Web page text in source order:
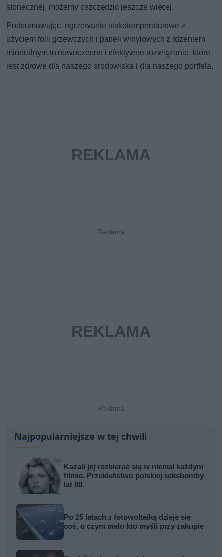
słonecznej, możemy oszczędzić jeszcze więcej.
Podsumowując, ogrzewanie niskotemperaturowe z
użyciem folii grzewczych i paneli winylowych z rdzeniem
mineralnym to nowoczesne i efektywne rozwiązanie, które
jest zdrowe dla naszego środowiska i dla naszego portfela.
Najpopularniejsze w tej chwili
Kazali jej rozbierać się w niemal każdym
filmie. Przekleństwo polskiej seksbomby
lat 80.
Po 25 latach z fotowoltaiką dzieje się
coś, o czym mało kto myśli przy zakupie